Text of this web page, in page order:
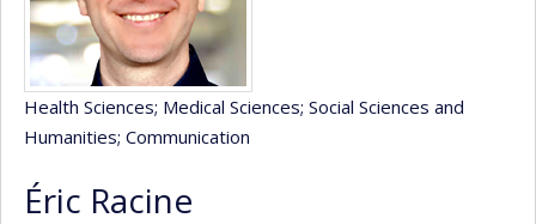
Health Sciences; Medical Sciences; Social Sciences and
Humanities; Communication
Éric Racine